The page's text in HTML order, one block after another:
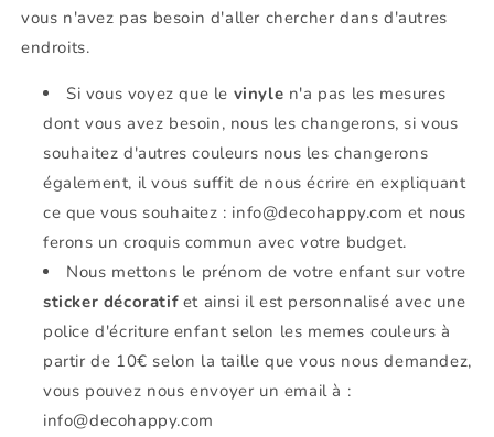
vous n'avez pas besoin d'aller chercher dans d'autres
endroits.
Si vous voyez que le vinyle n'a pas les mesures
dont vous avez besoin, nous les changerons, si vous
souhaitez d'autres couleurs nous les changerons
également, il vous suffit de nous écrire en expliquant
ce que vous souhaitez : info@decohappy.com et nous
ferons un croquis commun avec votre budget.
Nous mettons le prénom de votre enfant sur votre
sticker décoratifet ainsi il est personnalisé avec une
police d'écriture enfant selon les memes couleurs à
partir de 10€ selon la taille que vous nous demandez,
vous pouvez nous envoyer un email à :
info@decohappy.com